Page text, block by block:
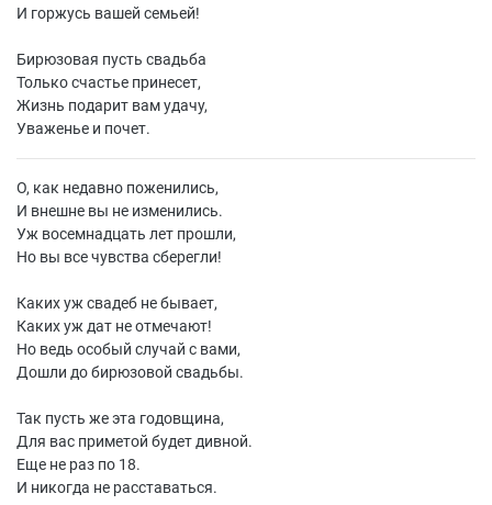
И горжусь вашей семьей!
Бирюзовая пусть свадьба
Только счастье принесет,
Жизнь подарит вам удачу,
Уваженье и почет.
О, как недавно поженились,
И внешне вы не изменились.
Уж восемнадцать лет прошли,
Но вы все чувства сберегли!
Каких уж свадеб не бывает,
Каких уж дат не отмечают!
Но ведь особый случай с вами,
Дошли до бирюзовой свадьбы.
Так пусть же эта годовщина,
Для вас приметой будет дивной.
Еще не раз по 18.
И никогда не расставаться.